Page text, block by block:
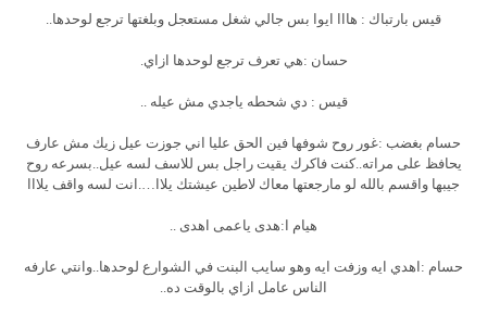
قيس بارتباك : هااا ايوا بس جالي شغل مستعجل وبلغتها ترجع لوحدها..
حسان :هي تعرف ترجع لوحدها ازاي.
قيس : دي شحطه ياجدي مش عيله ..
حسام بغضب :غور روح شوفها فين الحق عليا اني جوزت عيل زيك مش عارف
يحافظ على مراته..كنت فاكرك يقيت راجل بس للاسف لسه عيل..بسرعه روح
جيبها واقسم بالله لو مارجعتها معاك لاطين عيشتك يلاا….انت لسه واقف يلااا
هيام ا:هدى ياعمى اهدى ..
حسام :اهدي ايه وزفت ايه وهو سايب البنت في الشوارع لوحدها..وانتي عارفه
الناس عامل ازاي بالوقت ده..